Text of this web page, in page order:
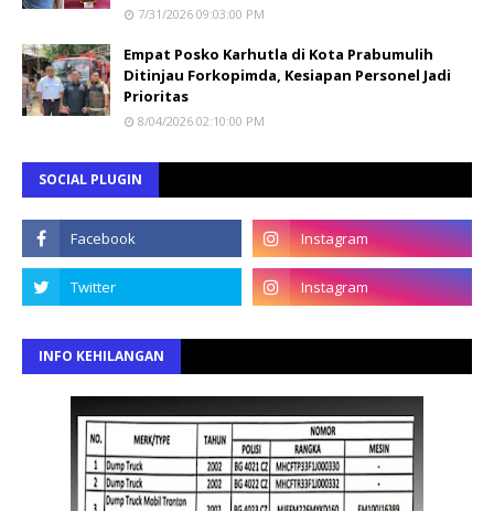
7/31/2026 09:03:00 PM
Empat Posko Karhutla di Kota Prabumulih
Ditinjau Forkopimda, Kesiapan Personel Jadi
Prioritas
8/04/2026 02:10:00 PM
SOCIAL PLUGIN
INFO KEHILANGAN